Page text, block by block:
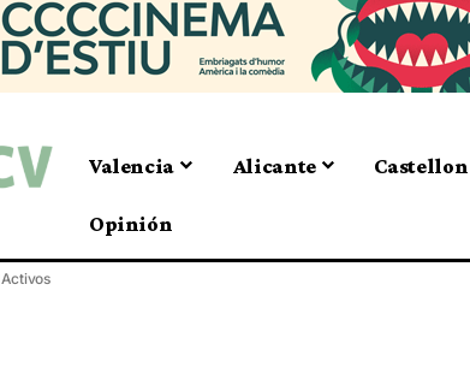
Valencia Alicante Castellon
Opinión
Activos